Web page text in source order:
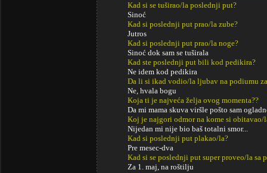
Kad si se tuširao/la poslednji put?
Sinoć
Kad si poslednji put prao/la zube?
Jutros
Kad si poslednji put prao/la noge?
Sinoć dok sam se tuširala
Kad ste poslednji put bili kod pedikira?
Ne idem kod pedikira
Da li si ikad vodio/la ljubav na podiumu
Ne, hvala bogu
Koja ti je najveća želja ovog momenta??
Da mi mama skuva viršle pošto sam
Koj je najgori odmor na kome si obitavao/
Nijedan mi nije bio baš totalni smor...
Kad si poslednji put plakao/la?
Pre mesec-dva
Kad si se poslednji put super proveo/la sa
Za 1. maj, na roštilju